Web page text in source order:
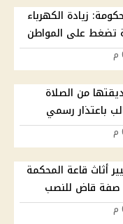
زيادة الكهرباء
تضغط على المواطن
من الصلاة
باعتذار رسمي
أثاث قاعة المحكمة
صفة قاض للنصب